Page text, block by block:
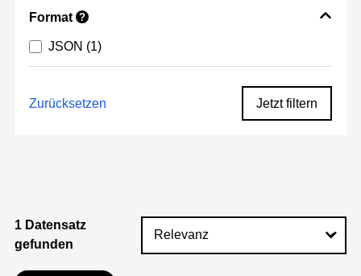
Format ?
JSON (1)
Zurücksetzen Jetzt filtern
1 Datensatz
gefunden